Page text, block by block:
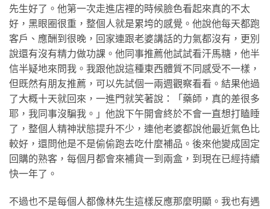
先生好了。他第一次走進店裡的時候臉色看起來真的不太
好，黑眼圈很重，整個人就是累垮的感覺。他說他每天都跑
客戶、應酬到很晚，回家連跟老婆講話的力氣都沒有，更別
說還有沒有精力做功課。他同事推薦他試試看汗馬糖，他半
信半疑地來問我。我跟他說這種東西體質不同感受不一樣，
但既然有朋友推薦，可以先試個一兩週觀察看看。結果他過
了大概十天就回來，一進門就笑著說：「藥師，真的差很多
耶，我同事沒騙我。」他說下午開會終於不會一直想打瞌睡
了，整個人精神狀態提升不少，連他老婆都說他最近氣色比
較好，還問他是不是偷偷跑去吃什麼補品。後來他變成固定
回購的熟客，每個月都會來補貨一到兩盒，到現在已經持續
快一年了。
不過也不是每個人都像林先生這樣反應那麼明顯。我也有遇